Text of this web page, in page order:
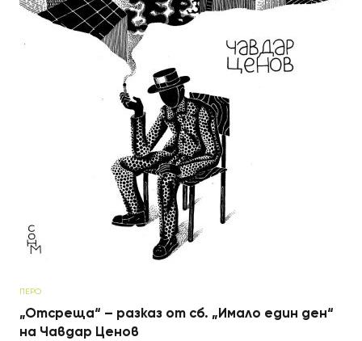
ПЕРО
„Отсреща“ – разказ от сб. „Имало един ден“
на Чавдар Ценов